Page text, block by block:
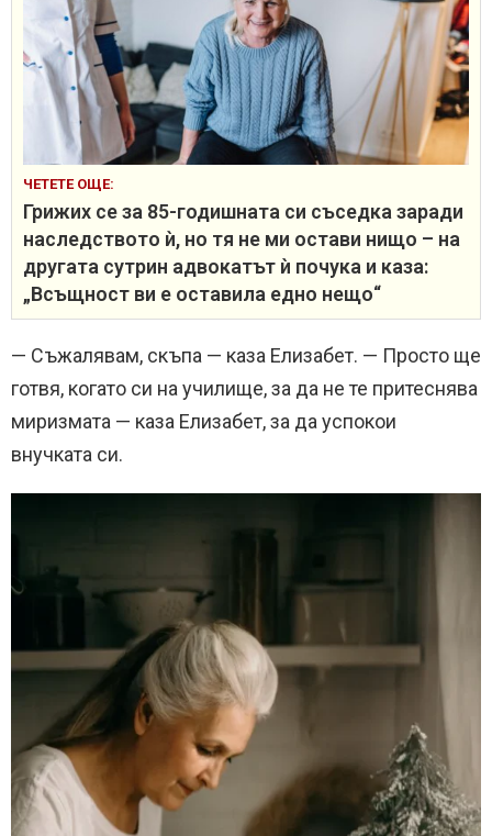
ЧЕТЕТЕ ОЩЕ:
Грижих се за 85-годишната си съседка заради
наследството ѝ, но тя не ми остави нищо – на
другата сутрин адвокатът ѝ почука и каза:
„Всъщност ви е оставила едно нещо“
— Съжалявам, скъпа — каза Елизабет. — Просто ще
готвя, когато си на училище, за да не те притеснява
миризмата — каза Елизабет, за да успокои
внучката си.